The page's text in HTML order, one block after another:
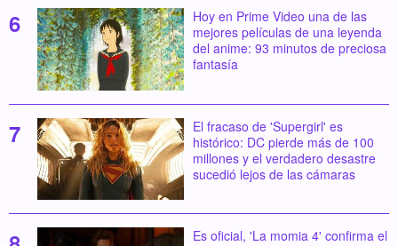
Hoy en Prime Video una de las
mejores películas de una leyenda
del anime: 93 minutos de preciosa
fantasía
El fracaso de 'Supergirl' es
histórico: DC pierde más de 100
millones y el verdadero desastre
sucedió lejos de las cámaras
Es oficial, 'La momia 4' confirma el